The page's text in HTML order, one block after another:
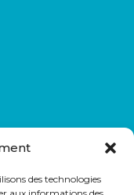
des technologies